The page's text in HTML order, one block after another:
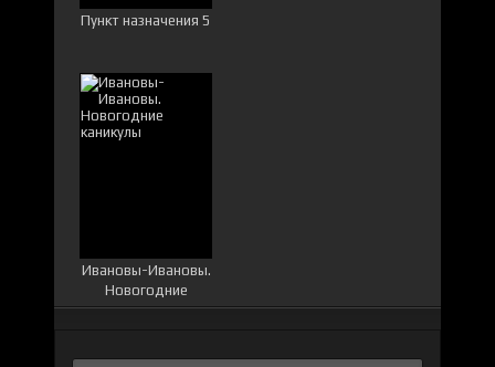
Пункт назначения 5
Ивановы-Ивановы.
Новогодние
каникулы